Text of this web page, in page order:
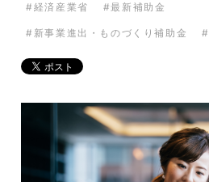
資料ダウンロード
経済産業省 最新補助金
新事業進出・ものづくり補助金